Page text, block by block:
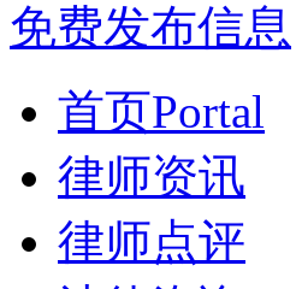
免费发布信息
首页Portal
律师资讯
律师点评